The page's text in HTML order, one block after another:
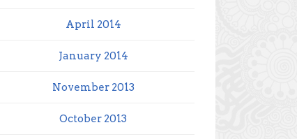
April 2014
January 2014
November 2013
October 2013